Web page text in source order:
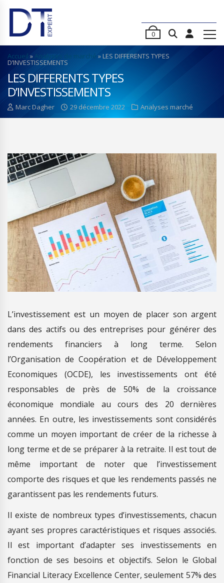
0
Accueil »Analyses de marché »LES DIFFERENTS TYPES
D’INVESTISSEMENTS
LES DIFFERENTS TYPES
D’INVESTISSEMENTS
Marc Dagher 29 décembre 2022 Analyses marché
L’investissement est un moyen de placer son argent
dans des actifs ou des entreprises pour générer des
rendements financiers à long terme. Selon
l’Organisation de Coopération et de Développement
Economiques (OCDE), les investissements ont été
responsables de près de 50% de la croissance
économique mondiale au cours des 20 dernières
années. En outre, les investissements sont considérés
comme un moyen important de créer de la richesse à
long terme et de se préparer à la retraite. Il est tout de
même important de noter que l’investissement
comporte des risques et que les rendements passés ne
garantissent pas les rendements futurs.
Il existe de nombreux types d’investissements, chacun
ayant ses propres caractéristiques et risques associés.
Il est important d’adapter ses investissements en
fonction de ses besoins et objectifs. Selon le Global
Financial Literacy Excellence Center, seulement 57% des